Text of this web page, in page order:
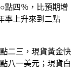
點四％，比預期增
率上升來到二點
二三，現貨黃金快
八一美元；現貨白